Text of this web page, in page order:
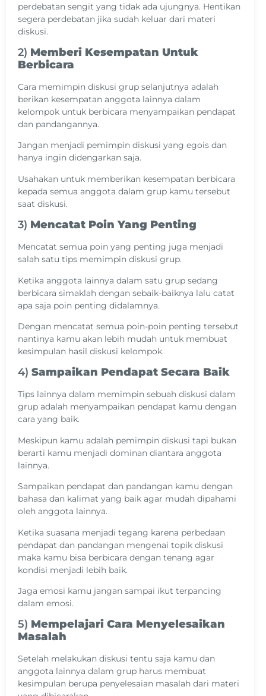
perdebatan sengit yang tidak ada ujungnya. Hentikan
segera perdebatan jika sudah keluar dari materi
diskusi.
2) Memberi Kesempatan Untuk
Berbicara
Cara memimpin diskusi grup selanjutnya adalah
berikan kesempatan anggota lainnya dalam
kelompok untuk berbicara menyampaikan pendapat
dan pandangannya.
Jangan menjadi pemimpin diskusi yang egois dan
hanya ingin didengarkan saja.
Usahakan untuk memberikan kesempatan berbicara
kepada semua anggota dalam grup kamu tersebut
saat diskusi.
3) Mencatat Poin Yang Penting
Mencatat semua poin yang penting juga menjadi
salah satu tips memimpin diskusi grup.
Ketika anggota lainnya dalam satu grup sedang
berbicara simaklah dengan sebaik-baiknya lalu catat
apa saja poin penting didalamnya.
Dengan mencatat semua poin-poin penting tersebut
nantinya kamu akan lebih mudah untuk membuat
kesimpulan hasil diskusi kelompok.
4) Sampaikan Pendapat Secara Baik
Tips lainnya dalam memimpin sebuah diskusi dalam
grup adalah menyampaikan pendapat kamu dengan
cara yang baik.
Meskipun kamu adalah pemimpin diskusi tapi bukan
berarti kamu menjadi dominan diantara anggota
lainnya.
Sampaikan pendapat dan pandangan kamu dengan
bahasa dan kalimat yang baik agar mudah dipahami
oleh anggota lainnya.
Ketika suasana menjadi tegang karena perbedaan
pendapat dan pandangan mengenai topik diskusi
maka kamu bisa berbicara dengan tenang agar
kondisi menjadi lebih baik.
Jaga emosi kamu jangan sampai ikut terpancing
dalam emosi.
5) Mempelajari Cara Menyelesaikan
Masalah
Setelah melakukan diskusi tentu saja kamu dan
anggota lainnya dalam grup harus membuat
kesimpulan berupa penyelesaian masalah dari materi